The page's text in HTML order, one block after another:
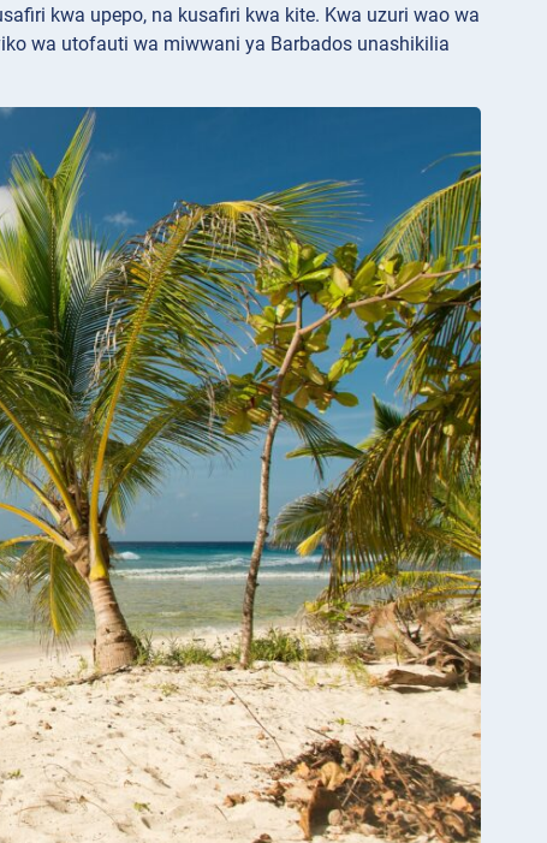
kwa upepo, na kusafiri kwa kite. Kwa uzuri wao wa
wa utofauti wa miwwani ya Barbados unashikilia